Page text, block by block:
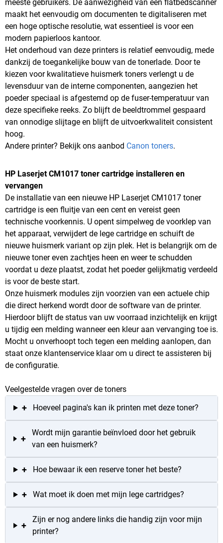
meeste gebruikers. De aanwezigheid van een flatbedscanner
maakt het eenvoudig om documenten te digitaliseren met
een hoge optische resolutie, wat essentieel is voor een
modern papierloos kantoor.
Het onderhoud van deze printers is relatief eenvoudig, mede
dankzij de toegankelijke bouw van de tonerlade. Door te
kiezen voor kwalitatieve huismerk toners verlengt u de
levensduur van de interne componenten, aangezien het
poeder speciaal is afgestemd op de fuser-temperatuur van
deze specifieke reeks. Zo blijft de beeldtrommel gespaard
van onnodige slijtage en blijft de uitvoerkwaliteit consistent
hoog.
Andere printer? Bekijk ons aanbod Canon toners.
HP Laserjet CM1017 toner cartridge installeren en
vervangen
De installatie van een nieuwe HP Laserjet CM1017 toner
cartridge is een fluitje van een cent en vereist geen
technische voorkennis. U opent simpelweg de voorklep van
het apparaat, verwijdert de lege cartridge en schuift de
nieuwe huismerk variant op zijn plek. Het is belangrijk om de
nieuwe toner even zachtjes heen en weer te schudden
voordat u deze plaatst, zodat het poeder gelijkmatig verdeeld
is voor de beste start.
Onze huismerk modules zijn voorzien van een actuele chip
die direct herkend wordt door de software van de printer.
Hierdoor blijft de status van uw voorraad inzichtelijk en krijgt
u tijdig een melding wanneer een kleur aan vervanging toe is.
Mocht u onverhoopt toch tegen een melding aanlopen, dan
staat onze klantenservice klaar om u direct te assisteren bij
de configuratie.
Veelgestelde vragen over de toners
+ Hoeveel pagina's kan ik printen met deze toner?
+
Wordt mijn garantie beïnvloed door het gebruik
van een huismerk?
+ Hoe bewaar ik een reserve toner het beste?
+ Wat moet ik doen met mijn lege cartridges?
+
Zijn er nog andere links die handig zijn voor mijn
printer?